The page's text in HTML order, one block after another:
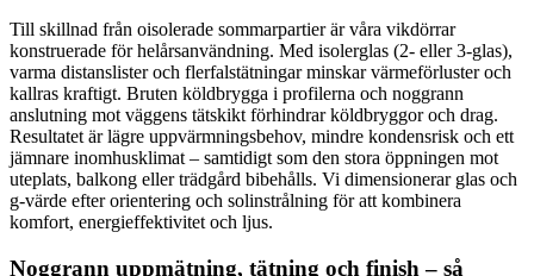
Till skillnad från oisolerade sommarpartier är våra vikdörrar
konstruerade för helårsanvändning. Med isolerglas (2- eller 3-glas),
varma distanslister och flerfalstätningar minskar värmeförluster och
kallras kraftigt. Bruten köldbrygga i profilerna och noggrann
anslutning mot väggens tätskikt förhindrar köldbryggor och drag.
Resultatet är lägre uppvärmningsbehov, mindre kondensrisk och ett
jämnare inomhusklimat – samtidigt som den stora öppningen mot
uteplats, balkong eller trädgård bibehålls. Vi dimensionerar glas och
g-värde efter orientering och solinstrålning för att kombinera
komfort, energieffektivitet och ljus.
Noggrann uppmätning, tätning och finish – så